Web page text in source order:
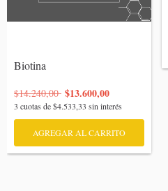
Biotina
$14.240,00 $13.600,00
3 cuotas de$4.533,33 sin interés
AGREGAR AL CARRITO